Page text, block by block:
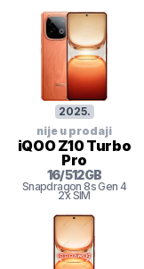
2025.
nije u prodaji
iQOO Z10 Turbo
Pro
16/512GB
Snapdragon 8s Gen 4
2x SIM